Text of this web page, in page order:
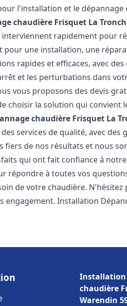
l'installation et le dépannage
chaudière Frisquet La
rapidement pour
pour une installation, une
rapides et efficaces, avec
et les perturbations dans
vous proposons des devis
choisir la solution qui convient
chaudière Frisquet La
services de qualité, avec des
fiers de nos résultats et nous
qui ont fait confiance à
répondre à toutes vos
de votre chaudière. N'hésitez
engagement. Installation
Installation
chaudière
Warendin